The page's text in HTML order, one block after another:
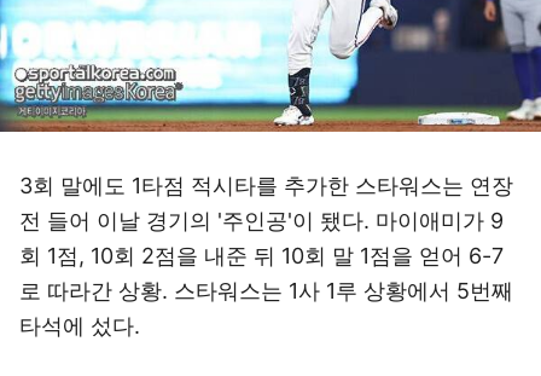
3회 말에도 1타점 적시타를 추가한 스타워스는 연장
전 들어 이날 경기의 '주인공'이 됐다. 마이애미가 9
회 1점, 10회 2점을 내준 뒤 10회 말 1점을 얻어 6-7
로 따라간 상황. 스타워스는 1사 1루 상황에서 5번째
타석에 섰다.